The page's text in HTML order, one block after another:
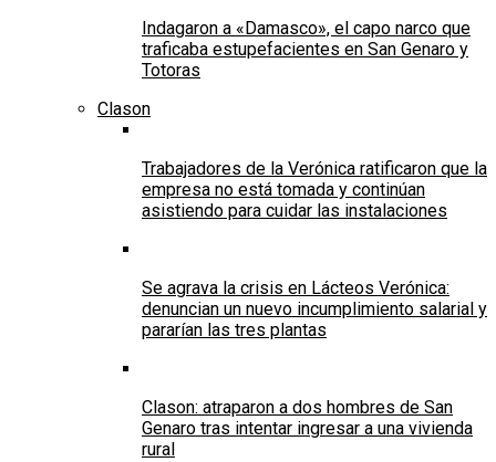
Indagaron a «Damasco», el capo narco que
traficaba estupefacientes en San Genaro y
Totoras
Clason
Trabajadores de la Verónica ratificaron que la
empresa no está tomada y continúan
asistiendo para cuidar las instalaciones
Se agrava la crisis en Lácteos Verónica:
denuncian un nuevo incumplimiento salarial y
pararían las tres plantas
Clason: atraparon a dos hombres de San
Genaro tras intentar ingresar a una vivienda
rural